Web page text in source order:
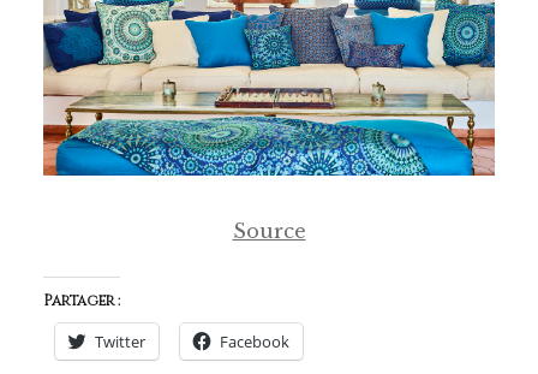
Source
Partager :
Twitter Facebook